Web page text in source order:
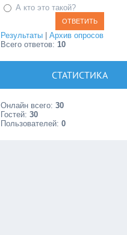
А кто это такой?
Результаты |Архив опросов
Всего ответов:10
СТАТИСТИКА
Онлайн всего:30
Гостей:30
Пользователей:0